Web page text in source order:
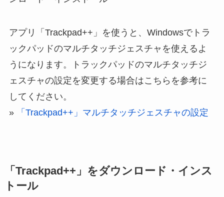
アプリ「Trackpad++」を使うと、Windowsでトラ
ックパッドのマルチタッチジェスチャを使えるよ
うになります。トラックパッドのマルチタッチジ
ェスチャの設定を変更する場合はこちらを参考に
してください。
»
「Trackpad++」マルチタッチジェスチャの設定
「Trackpad++」をダウンロード・インス
トール